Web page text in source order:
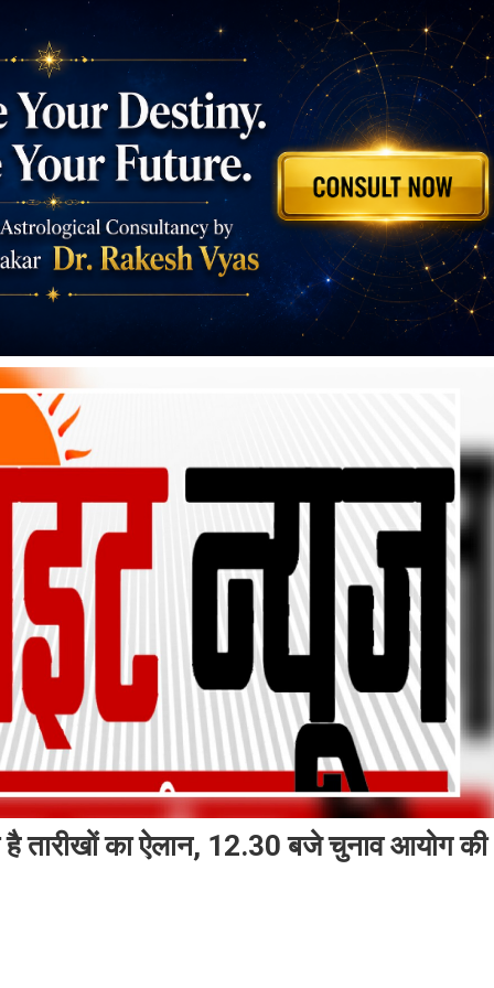
तारीखों का ऐलान, 12.30 बजे चुनाव आयोग की